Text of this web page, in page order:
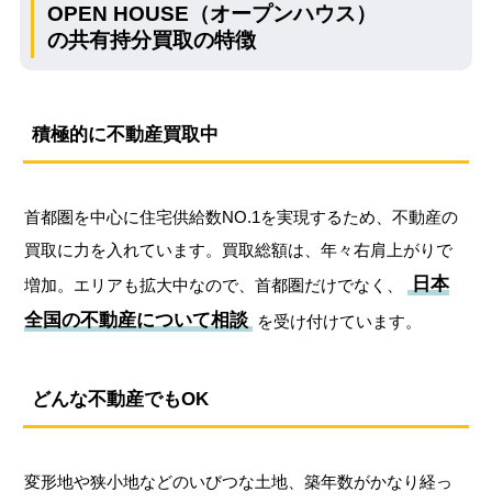
OPEN HOUSE（オープンハウス）
の共有持分買取の特徴
積極的に不動産買取中
首都圏を中心に住宅供給数NO.1を実現するため、不動産の
買取に力を入れています。買取総額は、年々右肩上がりで
増加。エリアも拡大中なので、首都圏だけでなく、
日本
全国の不動産について相談 を受け付けています。
どんな不動産でもOK
変形地や狭小地などのいびつな土地、築年数がかなり経っ